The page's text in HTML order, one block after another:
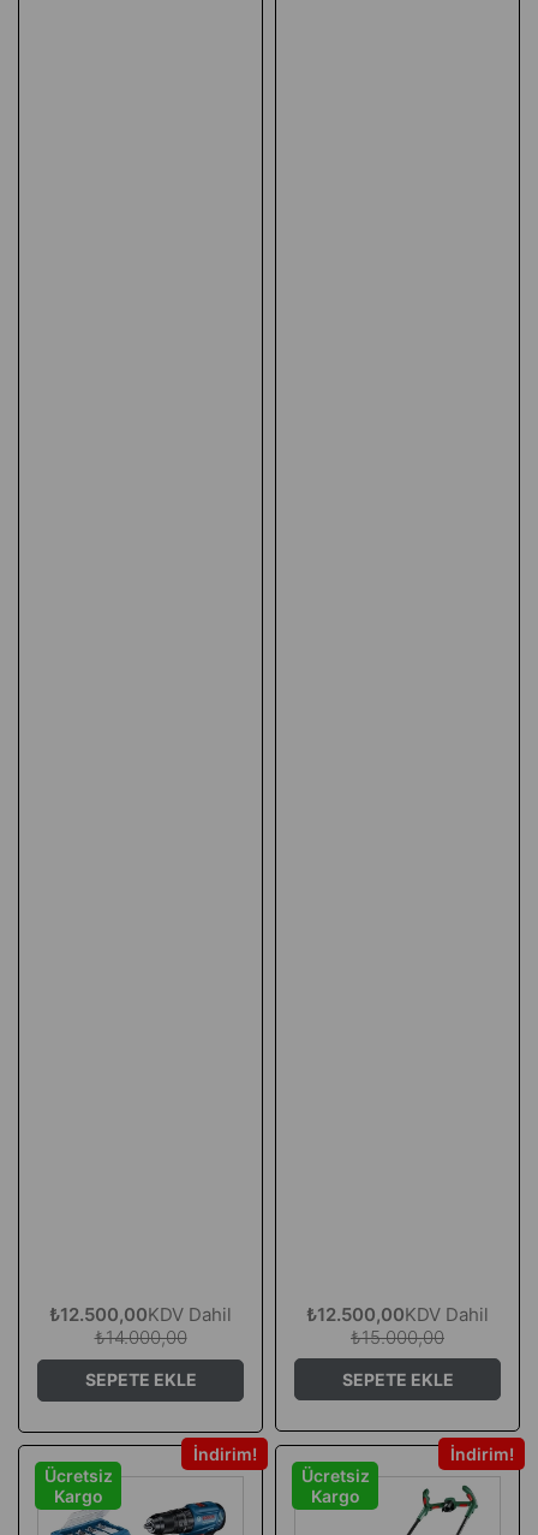
₺12.500,00KDV Dahil
₺14.000,00
SEPETE EKLE
₺12.500,00KDV Dahil
₺15.000,00
SEPETE EKLE
İndirim
Ücretsiz
Kargo
İndirim
Ücretsiz
Kargo